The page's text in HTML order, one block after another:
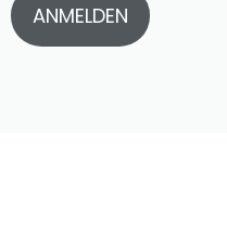
ANMELDEN